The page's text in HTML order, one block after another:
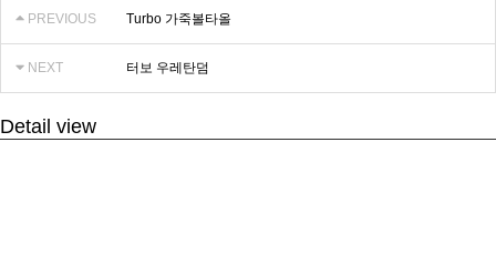
PREVIOUS Turbo 가죽볼타올
NEXT 터보 우레탄덤
Detail view